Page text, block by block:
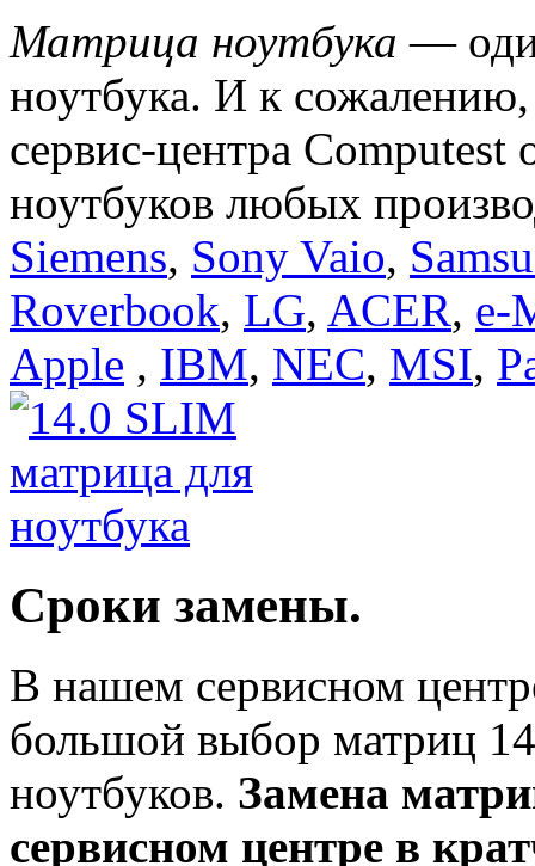
Матрица ноутбука —
ноутбука. И к
сервис-центра
ноутбуков любых
Siemens, Sony Vaio,
Roverbook, LG, ACER, e-
Apple , IBM, NEC, MSI,
Сроки замены.
В нашем сервисном
большой выбор матриц
ноутбуков. Замена
сервисном центре в